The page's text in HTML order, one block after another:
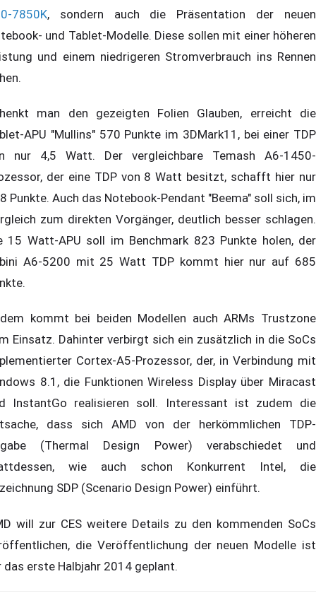
7850K, sondern auch die Präsentation der neuen
und Tablet-Modelle. Diese sollen mit einer höheren
und einem niedrigeren Stromverbrauch ins Rennen
man den gezeigten Folien Glauben, erreicht die
APU "Mullins" 570 Punkte im 3DMark11, bei einer TDP
nur 4,5 Watt. Der vergleichbare Temash A6-1450-
der eine TDP von 8 Watt besitzt, schafft hier nur
Punkte. Auch das Notebook-Pendant "Beema" soll sich, im
zum direkten Vorgänger, deutlich besser schlagen.
15 Watt-APU soll im Benchmark 823 Punkte holen, der
A6-5200 mit 25 Watt TDP kommt hier nur auf 685
kommt bei beiden Modellen auch ARMs Trustzone
Einsatz. Dahinter verbirgt sich ein zusätzlich in die SoCs
Cortex-A5-Prozessor, der, in Verbindung mit
8.1, die Funktionen Wireless Display über Miracast
InstantGo realisieren soll. Interessant ist zudem die
dass sich AMD von der herkömmlichen TDP-
(Thermal Design Power) verabschiedet und
wie auch schon Konkurrent Intel, die
SDP (Scenario Design Power) einführt.
will zur CES weitere Details zu den kommenden SoCs
die Veröffentlichung der neuen Modelle ist
das erste Halbjahr 2014 geplant.